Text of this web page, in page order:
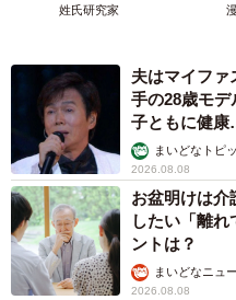
姓氏研究家
夫はマイフ
手の28歳モ
子ともに健康
まいどなトピ
2026.08.08
お盆明けは
したい「離
ントは？
まいどなニュ
2026.08.08